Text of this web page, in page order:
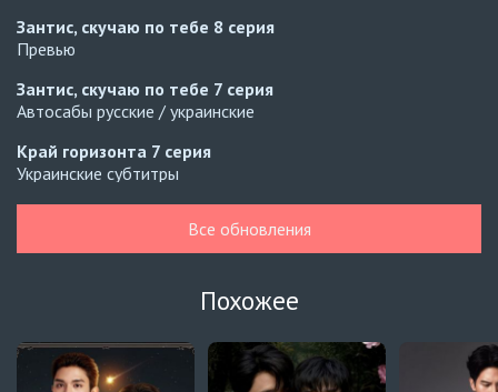
Зантис, скучаю по тебе 8 серия
Превью
Зантис, скучаю по тебе 7 серия
Автосабы русские / украинские
Край горизонта 7 серия
Украинские субтитры
Вчера, 05 августа
Все обновления
Похожее